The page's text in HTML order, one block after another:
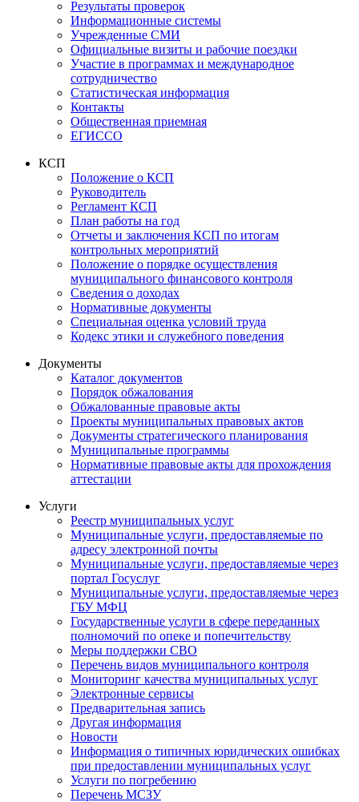
Результаты проверок
Информационные системы
Учрежденные СМИ
Официальные визиты и рабочие поездки
Участие в программах и международное
сотрудничество
Статистическая информация
Контакты
Общественная приемная
ЕГИССО
КСП
Положение о КСП
Руководитель
Регламент КСП
План работы на год
Отчеты и заключения КСП по итогам
контрольных мероприятий
Положение о порядке осуществления
муниципального финансового контроля
Сведения о доходах
Нормативные документы
Специальная оценка условий труда
Кодекс этики и служебного поведения
Документы
Каталог документов
Порядок обжалования
Обжалованные правовые акты
Проекты муниципальных правовых актов
Документы стратегического планирования
Муниципальные программы
Нормативные правовые акты для прохождения
аттестации
Услуги
Реестр муниципальных услуг
Муниципальные услуги, предоставляемые по
адресу электронной почты
Муниципальные услуги, предоставляемые через
портал Госуслуг
Муниципальные услуги, предоставляемые через
ГБУ МФЦ
Государственные услуги в сфере переданных
полномочий по опеке и попечительству
Меры поддержки СВО
Перечень видов муниципального контроля
Мониторинг качества муниципальных услуг
Электронные сервисы
Предварительная запись
Другая информация
Новости
Информация о типичных юридических ошибках
при предоставлении муниципальных услуг
Услуги по погребению
Перечень МСЗУ